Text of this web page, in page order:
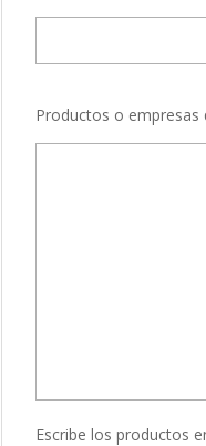
Productos o empresas
Escribe los productos